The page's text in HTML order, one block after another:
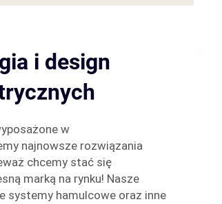
i design
w
najnowsze rozwiązania
chcemy stać się
marką na rynku! Nasze
systemy hamulcowe oraz inne